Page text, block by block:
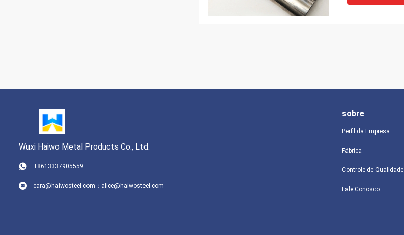
Wuxi Haiwo Metal Products Co., Ltd.
+8613337905559
cara@haiwosteel.com；alice@haiwosteel.com
sobre
Perfil da Empresa
Fábrica
Controle de Qualidade
Fale Conosco